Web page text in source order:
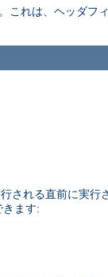
これは、ヘッダフ
される直前に実行
ます: